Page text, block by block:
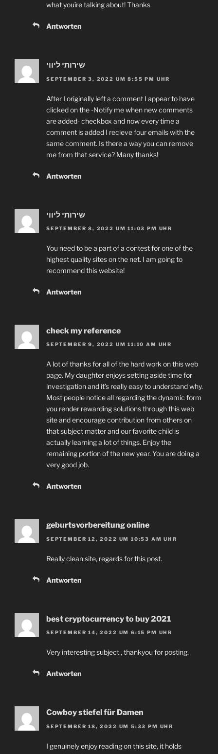
what youíre talking about! Thanks
Antworten
שירותי ליווי
SEPTEMBER 3, 2022 UM 8:55 PM UHR
After I originally left a comment I appear to have
clicked on the -Notify me when new comments
are added- checkbox and now every time a
comment is added I recieve four emails with the
same comment. Is there a way you can remove
me from that service? Many thanks!
Antworten
שירותי ליווי
SEPTEMBER 8, 2022 UM 11:03 PM UHR
You need to be a part of a contest for one of the
highest quality sites on the net. I am going to
recommend this website!
Antworten
check my reference
SEPTEMBER 9, 2022 UM 11:10 AM UHR
A lot of thanks for all of the hard work on this web
page. My daughter enjoys setting aside time for
investigation and it’s really easy to understand why.
Most people notice all regarding the dynamic form
you render rewarding solutions through this web
site and encourage contribution from others on
that subject matter and our favorite child is
actually learning a lot of things. Enjoy the
remaining portion of the new year. You are doing a
very good job.
Antworten
geburtsvorbereitung online
SEPTEMBER 12, 2022 UM 10:53 AM UHR
Really clean site, regards for this post.
Antworten
best cryptocurrency to buy 2021
SEPTEMBER 14, 2022 UM 6:15 PM UHR
Very interesting subject , thankyou for posting.
Antworten
Cowboy stiefel für Damen
SEPTEMBER 18, 2022 UM 5:33 PM UHR
I genuinely enjoy reading on this site, it holds